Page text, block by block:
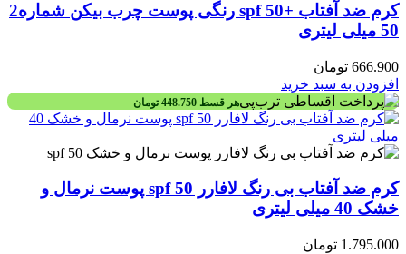
کرم ضد آفتاب +spf 50 رنگی پوست چرب بیکن شماره2
50 میلی لیتری
666.900 تومان
افزودن به سبد خرید
هر قسط 448.750 تومان
کرم ضد آفتاب بی رنگ لافارر spf 50 پوست نرمال و
خشک 40 میلی لیتری
1.795.000 تومان